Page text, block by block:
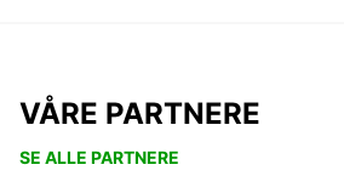
VÅRE PARTNERE
SE ALLE PARTNERE